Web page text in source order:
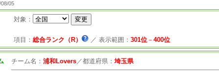
05
対象：
項目： 総合ランク（R） ／ 表示範囲： 301位－ 400位
チーム名： 浦和Lovers／都道府県： 埼玉県